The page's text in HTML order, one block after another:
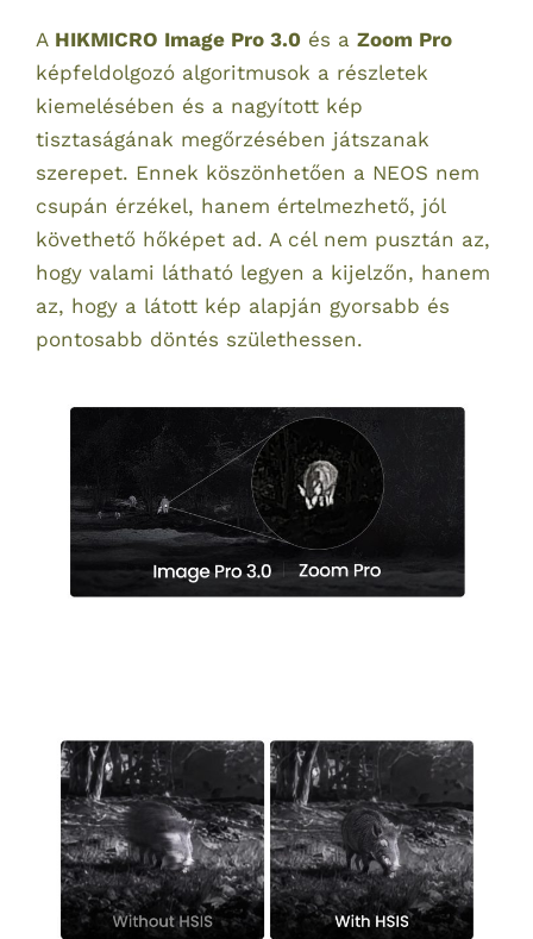
A HIKMICRO Image Pro 3.0 és a Zoom Pro
képfeldolgozó algoritmusok a részletek
kiemelésében és a nagyított kép
tisztaságának megőrzésében játszanak
szerepet. Ennek köszönhetően a NEOS nem
csupán érzékel, hanem értelmezhető, jól
követhető hőképet ad. A cél nem pusztán az,
hogy valami látható legyen a kijelzőn, hanem
az, hogy a látott kép alapján gyorsabb és
pontosabb döntés születhessen.